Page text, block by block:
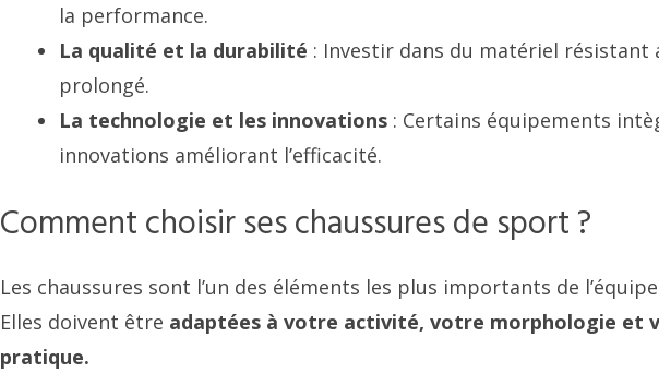
la performance.
La qualité et la durabilité : Investir dans du matériel résistant
prolongé.
La technologie et les innovations : Certains équipements
innovations améliorant l’efficacité.
Comment choisir ses chaussures de sport ?
Les chaussures sont l’un des éléments les plus importants de
Elles doivent être adaptées à votre activité, votre morphologie et
pratique.